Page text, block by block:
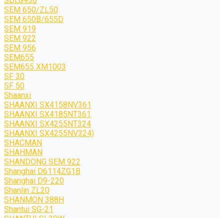
SEM 650/ZL50
SEM 650B/655D
SEM 919
SEM 922
SEM 956
SEM655
SEM655 XM1003
SF 30
SF 50
Shaanxi
SHAANXI SX4158NV361
SHAANXI SX4185NT361
SHAANXI SX4255NT324
SHAANXI SX4255NV324)
SHACMAN
SHAHMAN
SHANDONG SEM 922
Shanghai D6114ZG1B
Shanghai D9-220
Shanlin ZL20
SHANMON 388H
Shantui SG-21